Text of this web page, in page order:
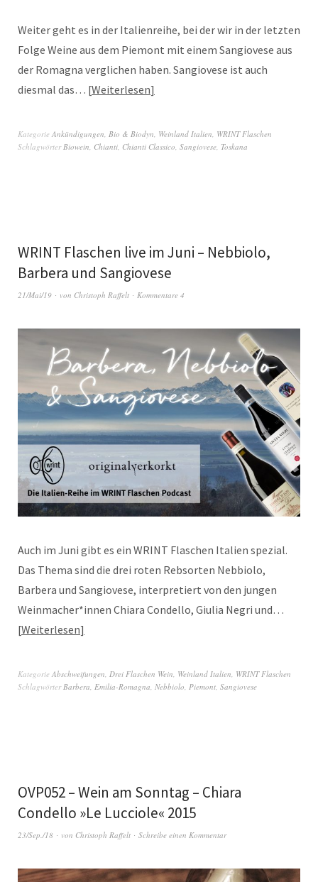
Weiter geht es in der Italienreihe, bei der wir in der letzten
Folge Weine aus dem Piemont mit einem Sangiovese aus
der Romagna verglichen haben. Sangiovese ist auch
diesmal das… Weiterlesen
Kategorie Ankündigungen, Bio & Biodyn, Weinland Italien, WRINT Flaschen
SchlagwörterBiowein, Chianti, Chianti Classico, Sangiovese, Toskana
WRINT Flaschen live im Juni – Nebbiolo,
Barbera und Sangiovese
21/Mai/19 von Christoph Raffelt Kommentare 4
Auch im Juni gibt es ein WRINT Flaschen Italien spezial.
Das Thema sind die drei roten Rebsorten Nebbiolo,
Barbera und Sangiovese, interpretiert von den jungen
Weinmacher*innen Chiara Condello, Giulia Negri und…
Weiterlesen
Kategorie Abschweifungen, Drei Flaschen Wein, Weinland Italien, WRINT Flaschen
SchlagwörterBarbera, Emilia-Romagna, Nebbiolo, Piemont, Sangiovese
OVP052 – Wein am Sonntag – Chiara
Condello »Le Lucciole« 2015
23/Sep./18 von Christoph Raffelt Schreibe einen Kommentar